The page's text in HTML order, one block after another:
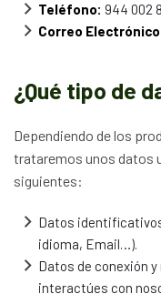
Teléfono: 944 002
Correo
¿Qué tipo de
Dependiendo de los
trataremos unos datos
siguientes:
Datos
idioma, Email…).
Datos de conexión
interactúes con